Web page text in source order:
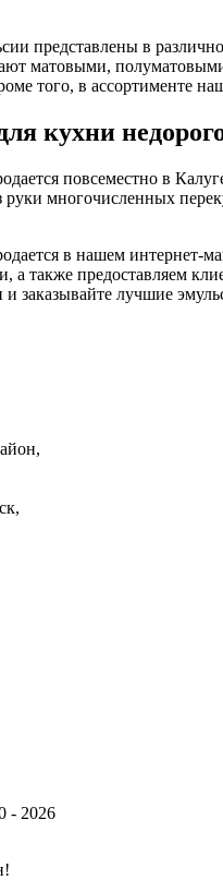
представлены в
матовыми,
того, в ассортименте
кухни
повсеместно в
руки многочисленных
в нашем интернет-
а также предоставляем
заказывайте лучшие
- 2026